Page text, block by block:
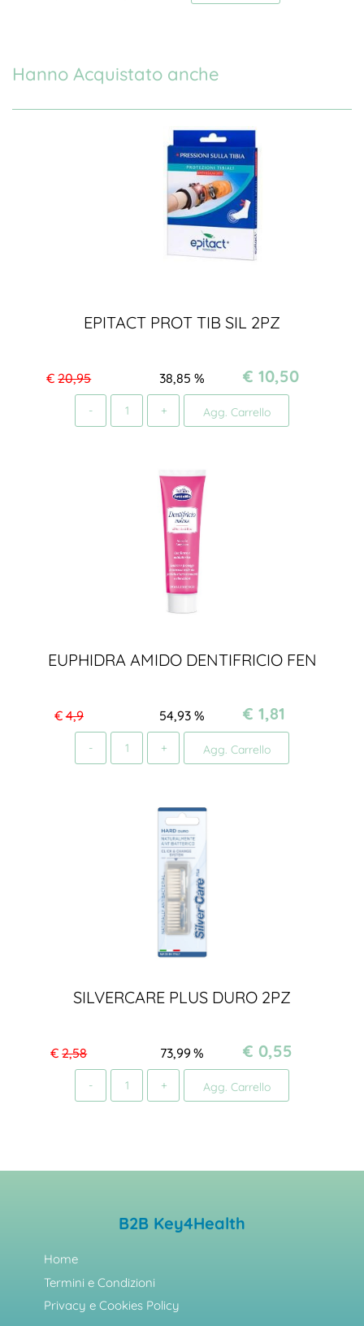
Hanno Acquistato anche
EPITACT PROT TIB SIL 2PZ
€ 20,95 %
38,85 € 10,50
Agg. Carrello
EUPHIDRA AMIDO DENTIFRICIO FEN
€4,9 %
54,93 € 1,81
Agg. Carrello
SILVERCARE PLUS DURO 2PZ
€ 2,58 %
73,99 € 0,55
Agg. Carrello
B2B Key4Health
Home
Termini e Condizioni
Privacy e Cookies Policy